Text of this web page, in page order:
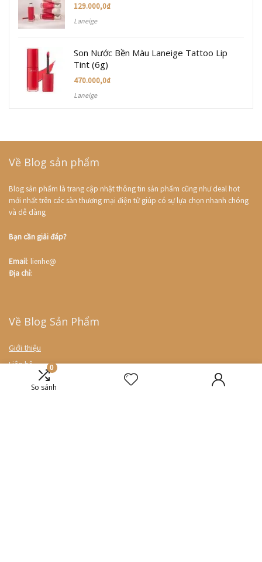
0
So sánh
129.000,0₫
Laneige
Son Nước Bền Màu Laneige Tattoo Lip
Tint (6g)
470.000,0₫
Laneige
Về Blog sản phẩm
Blog sản phẩm là trang cập nhật thông tin sản phẩm cũng như deal hot
mới nhất trên các sàn thương mại điện tử giúp có sự lựa chọn nhanh chóng
và dễ dàng
Bạn cần giải đáp?
Email: lienhe@
Địa chỉ:
Về Blog Sản Phẩm
Giới thiệu
Liên hệ